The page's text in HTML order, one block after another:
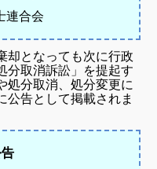
合会
却となっても次に行政
分取消訴訟」を提起す
処分取消、処分変更に
公告として掲載されま
告